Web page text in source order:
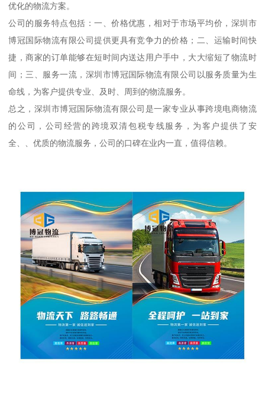
优化的物流方案。
公司的服务特点包括：一、价格优惠，相对于市场平均价，深圳市
博冠国际物流有限公司提供更具有竞争力的价格；二、运输时间快
捷，商家的订单能够在短时间内送达用户手中，大大缩短了物流时
间；三、服务一流，深圳市博冠国际物流有限公司以服务质量为生
命线，为客户提供专业、及时、周到的物流服务。
总之，深圳市博冠国际物流有限公司是一家专业从事跨境电商物流
的公司，公司经营的跨境双清包税专线服务，为客户提供了安
全、、优质的物流服务，公司的口碑在业内一直，值得信赖。